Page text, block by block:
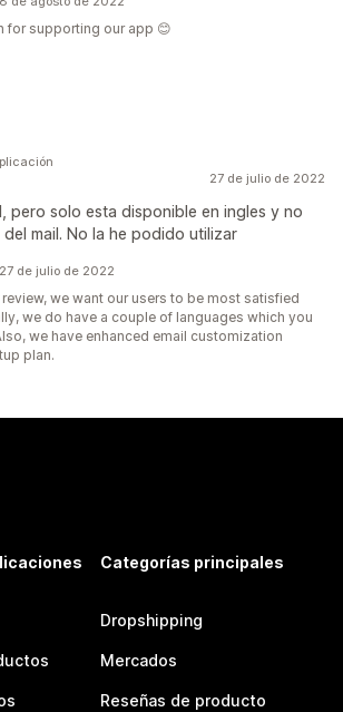
for supporting our app 😊
27 de julio de 2022
pero solo esta disponible en ingles y no
mail. No la he podido utilizar
de julio de 2022
we want our users to be most satisfied
we do have a couple of languages which you
we have enhanced email customization
plan.
Categorías principales
Dropshipping
Mercados
Reseñas de producto